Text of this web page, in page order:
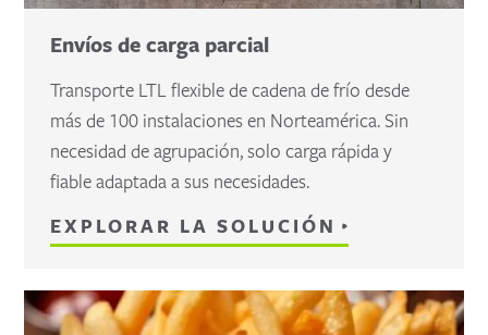
Envíos de carga parcial
Transporte LTL flexible de cadena de frío desde
más de 100 instalaciones en Norteamérica. Sin
necesidad de agrupación, solo carga rápida y
fiable adaptada a sus necesidades.
EXPLORAR LA SOLUCIÓN